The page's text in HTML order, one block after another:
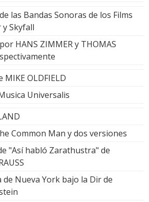
las Bandas Sonoras de los Films
Skyfall
HANS ZIMMER y THOMAS
MIKE OLDFIELD
Universalis
Common Man y dos versiones
"Así habló Zarathustra" de
Nueva York bajo la Dir de